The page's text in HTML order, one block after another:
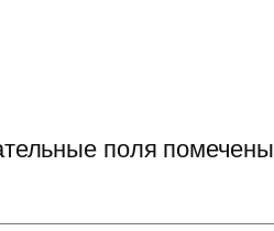
поля помечены